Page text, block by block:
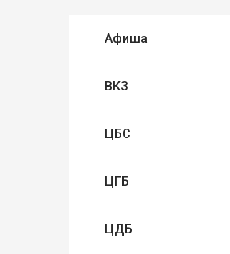
Афиша
ВКЗ
ЦБС
ЦГБ
ЦДБ